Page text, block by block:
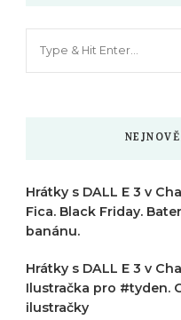
Hrátky s DALL E 3 v
Fica. Black Friday.
banánu.
Hrátky s DALL E 3 v
Ilustračka pro #tyden.
ilustračky